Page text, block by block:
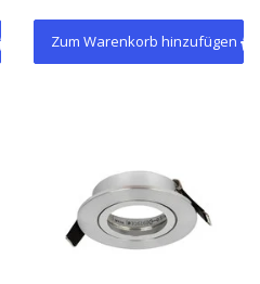
Zum Warenkorb hinzufügen